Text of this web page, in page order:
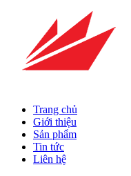
Trang chủ
Giới thiệu
Sản phẩm
Tin tức
Liên hệ